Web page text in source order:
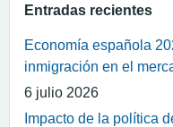
Entradas recientes
Economía española
inmigración en el
6 julio 2026
Impacto de la política